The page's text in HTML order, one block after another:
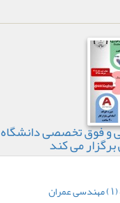
و فوق تخصصی
می کند